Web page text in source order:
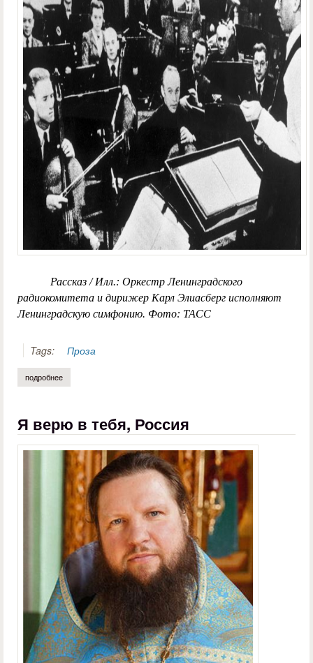
Рассказ / Илл.: Оркестр Ленинградского
радиокомитета и дирижер Карл Элиасберг исполняют
Ленинградскую симфонию. Фото: ТАСС
Tags: Проза
подробнее
Я верю в тебя, Россия